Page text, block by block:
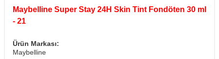
Maybelline Super Stay 24H Skin Tint Fondöten 30 ml
- 21
Ürün Markası:
Maybelline